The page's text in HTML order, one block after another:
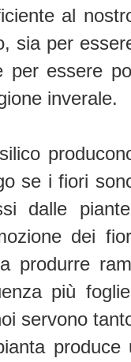
al
sia per
per essere
inverale.
se i fiori
dalle
dei
produrre
più
servono